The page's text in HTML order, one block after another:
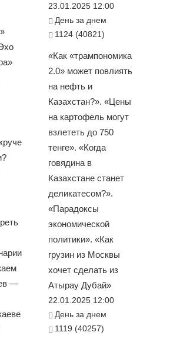
—
23.01.2025 12:00
День за днем
1124 (40821)
«Как «трампономика
2.0» может повлиять
на нефть и
Казахстан?». «Цены
на картофель могут
взлететь до 750
тенге». «Когда
говядина в
Казахстане станет
деликатесом?».
«Парадоксы
экономической
политики». «Как
грузин из Москвы
хочет сделать из
Атырау Дубай»
22.01.2025 12:00
День за днем
1119 (40257)